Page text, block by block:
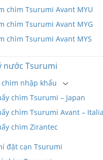
chìm Tsurumi Avant MYU
chìm Tsurumi Avant MYG
chìm Tsurumi Avant MYS
nước Tsurumi
chìm nhập khẩu
chìm Tsurumi – Japan
chìm Tsurumi Avant – Italia
chìm Zirantec
đặt cạn Tsurumi